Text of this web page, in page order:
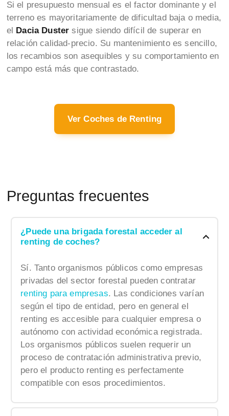
Si el presupuesto mensual es el factor dominante y el
terreno es mayoritariamente de dificultad baja o media,
el
Dacia Duster sigue siendo difícil de superar en
relación calidad-precio. Su mantenimiento es sencillo,
los recambios son asequibles y su comportamiento en
campo está más que contrastado.
Ver Coches de Renting
Preguntas frecuentes
¿Puede una brigada forestal acceder al
renting de coches?
Sí. Tanto organismos públicos como empresas
privadas del sector forestal pueden contratar
renting para empresas. Las condiciones varían
según el tipo de entidad, pero en general el
renting es accesible para cualquier empresa o
autónomo con actividad económica registrada.
Los organismos públicos suelen requerir un
proceso de contratación administrativa previo,
pero el producto renting es perfectamente
compatible con esos procedimientos.